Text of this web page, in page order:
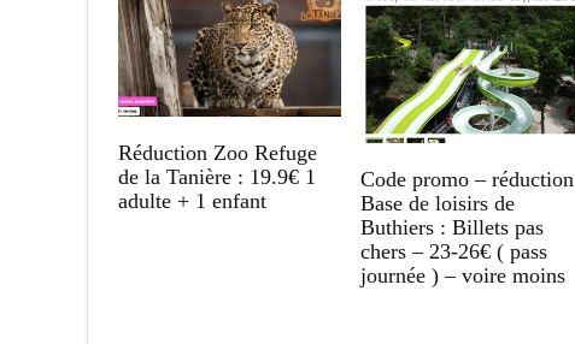
Réduction Zoo Refuge
de la Tanière : 19.9€ 1
adulte + 1 enfant
Code promo – réduction
Base de loisirs de
Buthiers : Billets pas
chers – 23-26€ ( pass
journée ) – voire moins